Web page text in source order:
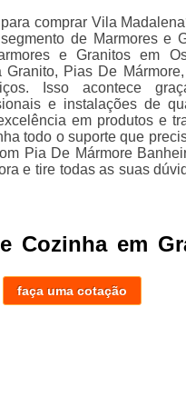
comprar Vila
de Marmores e
e Granitos em
Pias De
Isso acontece
e instalações de
em produtos e
todo o suporte que
Pia De Mármore
e tire todas as suas
Cozinha em
faça uma cotação